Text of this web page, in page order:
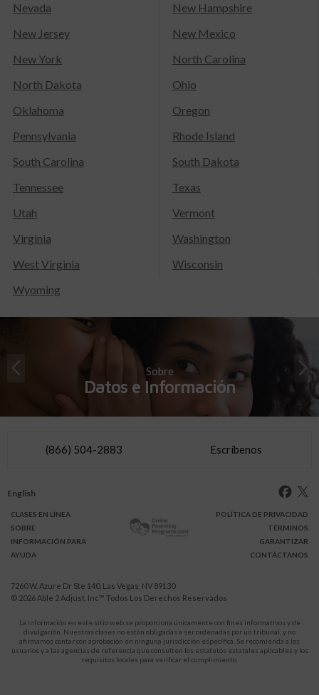
Nevada
New Hampshire
New Jersey
New Mexico
New York
North Carolina
North Dakota
Ohio
Oklahoma
Oregon
Pennsylvania
Rhode Island
South Carolina
South Dakota
Tennessee
Texas
Utah
Vermont
Virginia
Washington
West Virginia
Wisconsin
Wyoming
Sobre
Datos e Información
(866) 504-2883 Escríbenos
English
CLASES EN LÍNEA
SOBRE
INFORMACIÓN PARA
AYUDA
POLÍTICA DE PRIVACIDAD
TÉRMINOS
GARANTIZAR
CONTÁCTANOS
7260 W. Azure Dr Ste 140, Las Vegas, NV 89130
© 2026 Able 2 Adjust, Inc™ Todos Los Derechos Reservados
La información en este sitio web se proporciona únicamente con fines informativos y de
divulgación. Nuestras clases no están obligadas a ser ordenadas por un tribunal, y no
afirmamos contar con aprobación en ninguna jurisdicción específica. Se recomienda a los
usuarios y a las agencias de referencia que consulten los estatutos estatales aplicables y los
requisitos locales para verificar el cumplimiento.